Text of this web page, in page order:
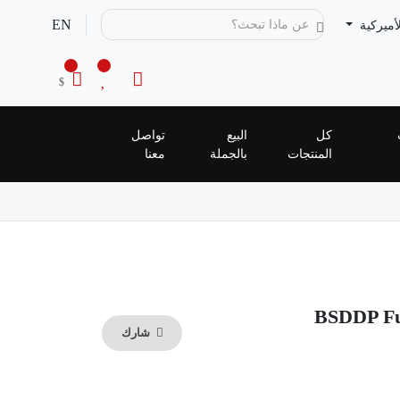
EN
$
كل
المنتجات
البيع
بالجملة
تواصل
معنا
BSDDP
شارك